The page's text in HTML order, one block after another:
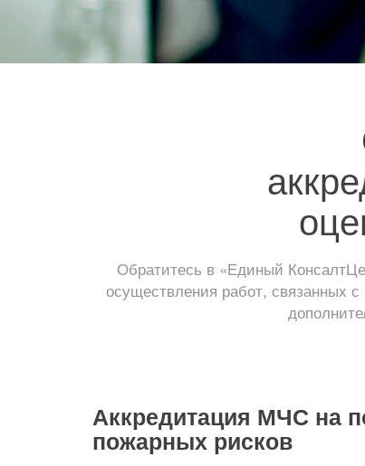
Обратитесь в «Единый
осуществления работ, связанных
Аккредитация МЧС на
пожарных рисков